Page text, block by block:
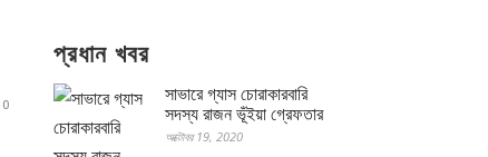
0
প্রধান খবর
সাভারে গ্যাস চোরাকারবারি
সদস্য রাজন ভূঁইয়া গ্রেফতার
অক্টোবর 19, 2020